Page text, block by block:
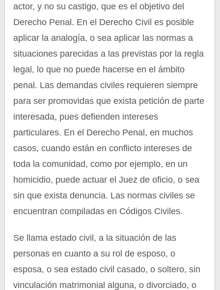
actor, y no su castigo, que es el objetivo del
Derecho Penal. En el Derecho Civil es posible
aplicar la analogía, o sea aplicar las normas a
situaciones parecidas a las previstas por la regla
legal, lo que no puede hacerse en el ámbito
penal. Las demandas civiles requieren siempre
para ser promovidas que exista petición de parte
interesada, pues defienden intereses
particulares. En el Derecho Penal, en muchos
casos, cuando están en conflicto intereses de
toda la comunidad, como por ejemplo, en un
homicidio, puede actuar el Juez de oficio, o sea
sin que exista denuncia. Las normas civiles se
encuentran compiladas en Códigos Civiles.
Se llama estado civil, a la situación de las
personas en cuanto a su rol de esposo, o
esposa, o sea estado civil casado, o soltero, sin
vinculación matrimonial alguna, o divorciado, o